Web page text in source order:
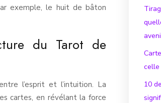
exemple, le huit de bâton
du Tarot de
l’esprit et l’intuition. La
cartes, en révélant la force
celle
10